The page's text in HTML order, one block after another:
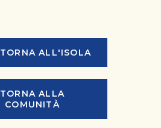
TORNA ALL'ISOLA
TORNA ALLA
COMUNITÀ